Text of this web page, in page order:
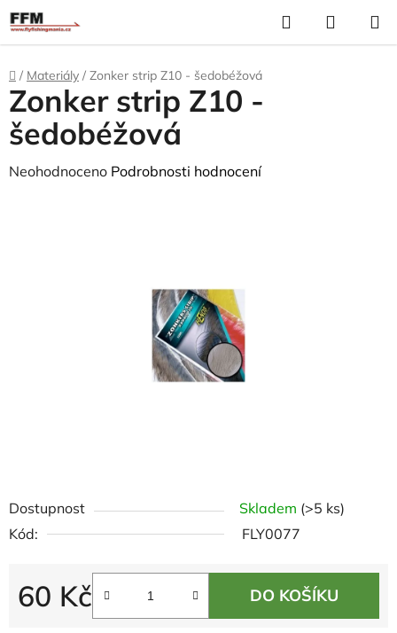
Přejít
na
obsah
Hledat
Domů
/ Materiály / Zonker strip Z10 - šedobéžová
Dostupnost Skladem (>5 ks)
Kód:
FLY0077
60 Kč
Měrná cena:
DO KOŠÍKU
Zonker strip Z10 -
šedobéžová
Průměrné
Neohodnoceno Podrobnosti hodnocení